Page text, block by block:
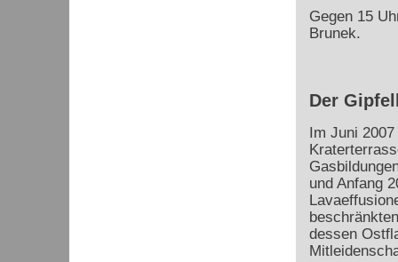
Gegen 15
Brunek.
Der
Im Juni
und Anfang
dessen